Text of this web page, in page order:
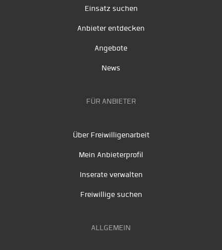
Einsatz suchen
Anbieter entdecken
Angebote
News
FÜR ANBIETER
Über Freiwilligenarbeit
Mein Anbieterprofil
Inserate verwalten
Freiwillige suchen
ALLGEMEIN